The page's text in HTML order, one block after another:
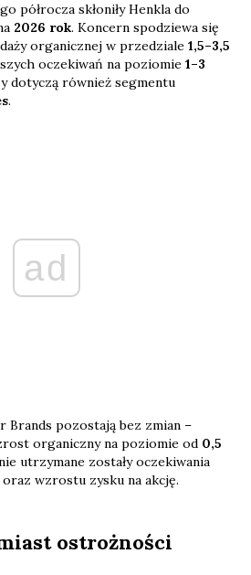
półrocza skłoniły Henkla do
2026 rok. Koncern spodziewa się
organicznej w przedziale 1,5–3,5
oczekiwań na poziomie 1–3
dotyczą również segmentu
.
ad
Brands pozostają bez zmian –
organiczny na poziomie od 0,5
utrzymane zostały oczekiwania
wzrostu zysku na akcję.
ostrożności